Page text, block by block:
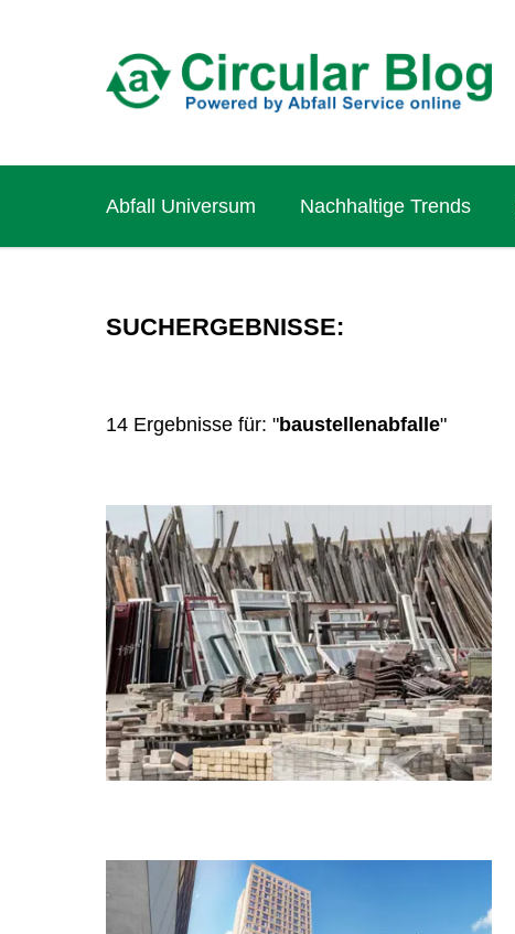
Abfall Universum Nachhaltige Trends
SUCHERGEBNISSE:
14 Ergebnisse für: "baustellenabfalle"